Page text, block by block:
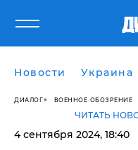
Новости Украина
ДИАЛОГ ВОЕННОЕ ОБОЗРЕНИЕ
ЧИТАТЬ
4 сентября 2024, 18:40